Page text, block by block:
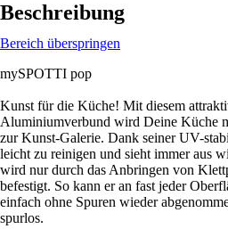
Beschreibung
Bereich überspringen
mySPOTTI pop
Kunst für die Küche! Mit diesem
Aluminiumverbund wird Deine Küche
zur Kunst-Galerie. Dank seiner UV-
leicht zu reinigen und sieht immer aus
wird nur durch das Anbringen von
befestigt. So kann er an fast jeder
einfach ohne Spuren wieder
spurlos.